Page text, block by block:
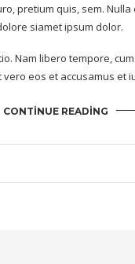
pretium quis, sem.
siamet ipsum dolor.
Nam libero tempore,
eos et accusamus et
CONTINUE READING